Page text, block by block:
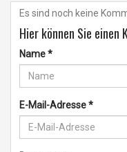
Es sind noch keine
Hier können Sie einen
Name*
E-Mail-Adresse*